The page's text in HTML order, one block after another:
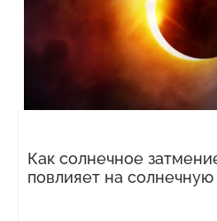
Как солнечное
повлияет на